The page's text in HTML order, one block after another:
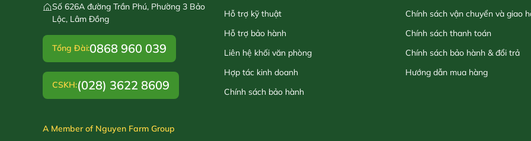
Số 626A đường Trần Phú, Phường 3 Bảo
Lộc, Lâm Đồng
Tổng Đài:0868 960 039
CSKH:(028) 3622 8609
A Member of Nguyen Farm Group
Hỗ trợ kỹ thuật
Hỗ trợ bảo hành
Liên hệ khối văn phòng
Hợp tác kinh doanh
Chính sách bảo hành
Chính sách vận chuyển và giao
Chính sách thanh toán
Chính sách bảo hành & đổi trả
Hướng dẫn mua hàng